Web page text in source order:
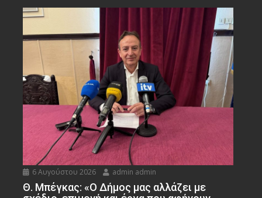
6 Αυγούστου 2026 admin admin
Θ. Μπέγκας: «Ο Δήμος μας αλλάζει με